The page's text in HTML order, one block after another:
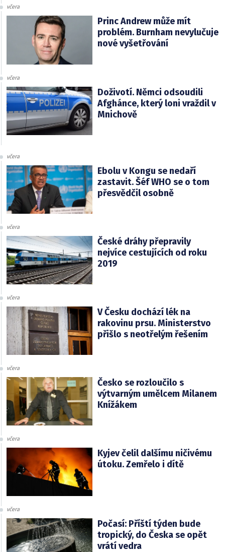
včera
Princ Andrew může mít
problém. Burnham nevylučuje
nové vyšetřování
včera
Doživotí. Němci odsoudili
Afghánce, který loni vraždil v
Mnichově
včera
Ebolu v Kongu se nedaří
zastavit. Šéf WHO se o tom
přesvědčil osobně
včera
České dráhy přepravily
nejvíce cestujících od roku
2019
včera
V Česku dochází lék na
rakovinu prsu. Ministerstvo
přišlo s neotřelým řešením
včera
Česko se rozloučilo s
výtvarným umělcem Milanem
Knížákem
včera
Kyjev čelil dalšímu ničivému
útoku. Zemřelo i dítě
včera
Počasí: Příští týden bude
tropický, do Česka se opět
vrátí vedra